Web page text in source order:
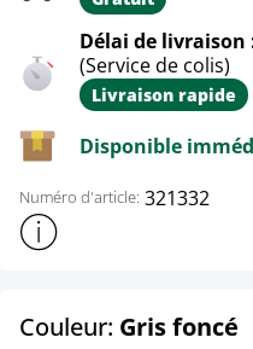
Délai de livraison
(Service de colis)
Livraison rapide
Disponible
Numéro d'article: 321332
Afficher plus d'informations
Couleur: Gris foncé